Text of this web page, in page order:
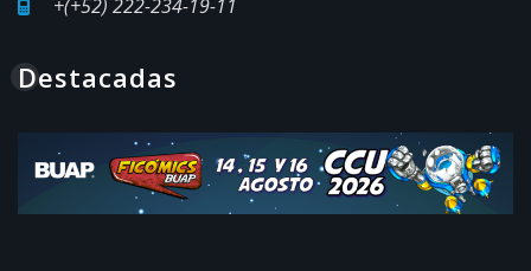
+(+52) 222-234-19-11
Destacadas